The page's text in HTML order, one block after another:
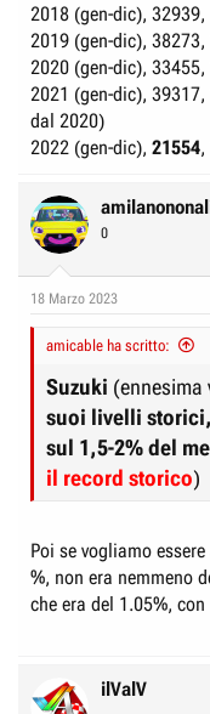
2018 (gen-dic), 32939,
2019 (gen-dic), 38273,
2020 (gen-dic),
2021 (gen-dic),
dal 2020)
2022 (gen-dic), 21554,
0
18 Marzo 2023
amicable ha scritto:
Suzuki (ennesima
suoi livelli
sul 1,5-2% del
il record storico)
Poi se vogliamo
%, non era nemmeno
che era del 1.05%,
ilValV